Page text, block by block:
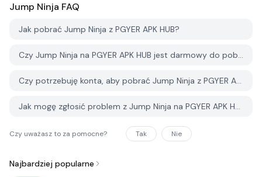
Jump Ninja FAQ
Jak pobrać Jump Ninja z PGYER APK HUB?
Czy Jump Ninja na PGYER APK HUB jest darmowy do pobrania?
Czy potrzebuję konta, aby pobrać Jump Ninja z PGYER APK HUB?
Jak mogę zgłosić problem z Jump Ninja na PGYER APK HUB?
Czy uważasz to za pomocne? Tak Nie
Najbardziej popularne